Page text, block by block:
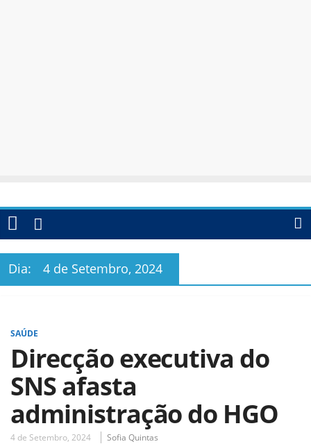
Dia: 4 de Setembro, 2024
SAÚDE
Direcção executiva do
SNS afasta
administração do HGO
4 de Setembro, 2024 Sofia Quintas